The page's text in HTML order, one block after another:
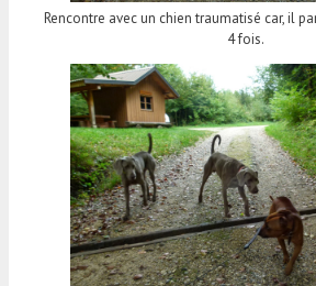
Rencontre avec un chien traumatisé car, il
4 fois.